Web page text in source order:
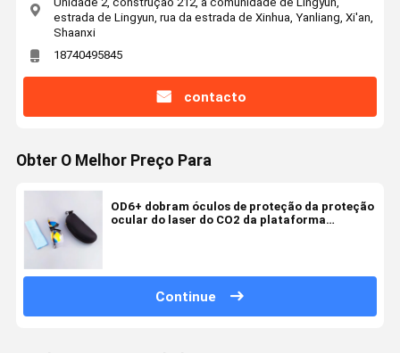
estrada de Lingyun, rua da estrada de Xinhua, Yanliang, Xi'an,
Shaanxi
18740495845
contacto
Obter O Melhor Preço Para
OD6+ dobram óculos de proteção da proteção
ocular do laser do CO2 da plataforma
Continue